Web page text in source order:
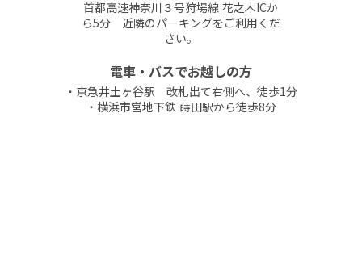
首都高速神奈川３号狩場線 花之木ICか
ら5分 近隣のパーキングをご利用くだ
さい。
電車・バスでお越しの方
・京急井土ヶ谷駅 改札出て右側へ、徒歩1分
・横浜市営地下鉄 蒔田駅から徒歩8分